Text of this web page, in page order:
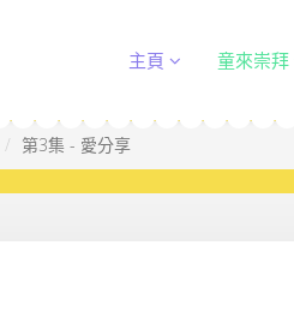
主頁 童來崇拜
第3集 - 愛分享